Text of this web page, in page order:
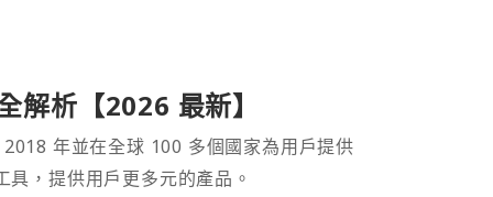
析【2026 最新】
年並在全球 100 多個國家為用戶提供
，提供用戶更多元的產品。